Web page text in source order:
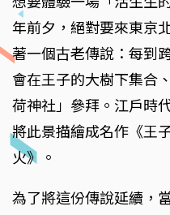
年前夕，絕對要來東京
著一個古老傳說：每到
會在王子的大樹下集合
荷神社」參拜。江戶時
將此景描繪成名作《王
火》。
為了將這份傳說延續，